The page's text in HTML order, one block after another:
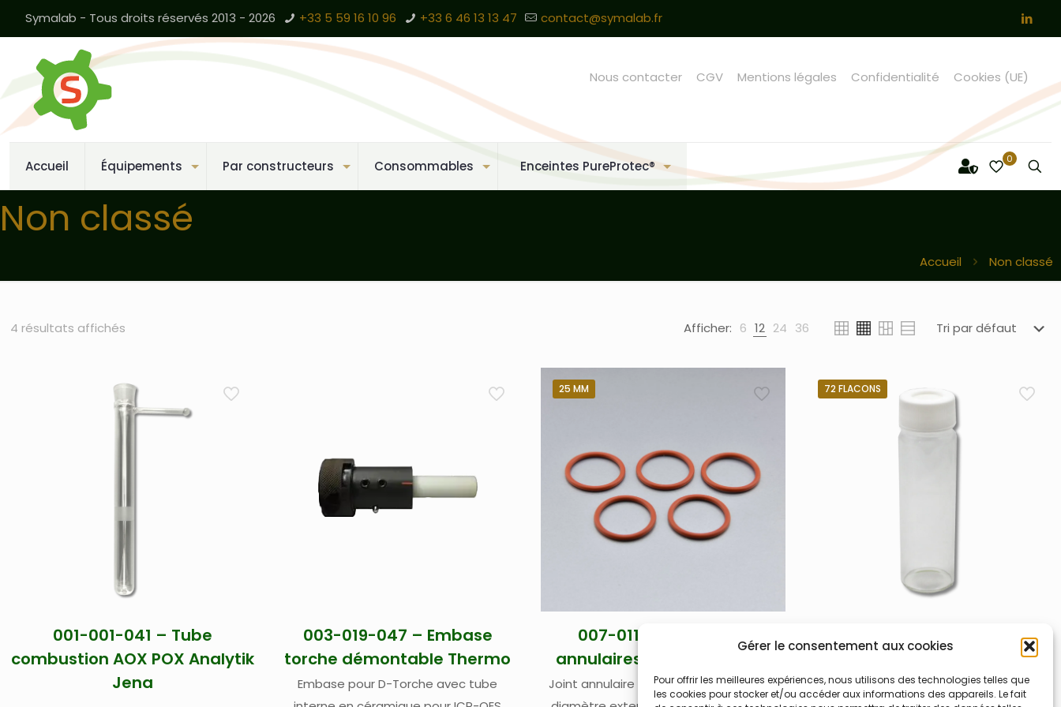
Gérer le consentement aux cookies
Pour offrir les meilleures expériences, nous utilisons des technologies telles que
les cookies pour stocker et/ou accéder aux informations des appareils. Le fait
Symalab - Tous droits réservés 2013 - 2026 +33 5 59 16 10 96 +33 6 46 13 13 47 contact@symalab.fr
Accueil Équipements Par constructeurs Consommables Enceintes PureProtec®
Nous contacter CGV Mentions légales Confidentialité Cookies (UE)
0
Non classé
Accueil Non classé
4 résultats affichés Afficher: 6 12 24 36
001-001-041 – Tube
combustion AOX POX Analytik
Jena
003-019-047 – Embase
torche démontable Thermo
Embase pour D-Torche avec tube
25 MM
007-011-005 – Joints
annulaires 25 mm Thermo
Joint annulaire bas pour réacteur HPAR
72 FLACONS
900-001-001 – 72 tubes
Kit de 72 tubes échantillons pré-